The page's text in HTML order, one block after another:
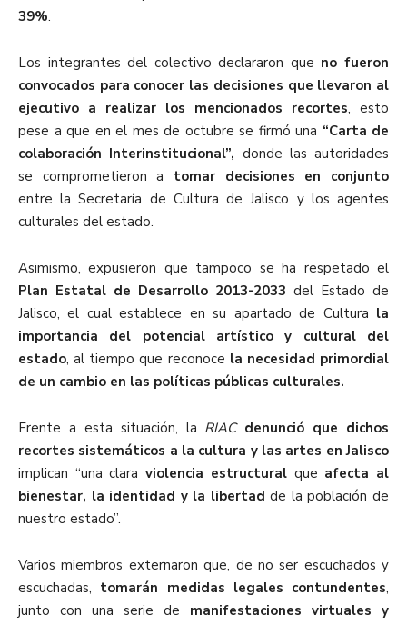
39%.
Los integrantes del colectivo declararon que no fueron
convocados para conocer las decisiones que llevaron al
ejecutivo a realizar los mencionados recortes, esto
pese a que en el mes de octubre se firmó una “Carta de
colaboración Interinstitucional”, donde las autoridades
se comprometieron a tomar decisiones en conjunto
entre la Secretaría de Cultura de Jalisco y los agentes
culturales del estado.
Asimismo, expusieron que tampoco se ha respetado el
Plan Estatal de Desarrollo 2013-2033 del Estado de
Jalisco, el cual establece en su apartado de Cultura la
importancia del potencial artístico y cultural del
estado, al tiempo que reconoce la necesidad primordial
de un cambio en las políticas públicas culturales.
Frente a esta situación, la RIAC denunció que dichos
recortes sistemáticos a la cultura y las artes en Jalisco
implican “una claraviolencia estructural que afecta al
bienestar, la identidad y la libertadde la población de
nuestro estado”.
Varios miembros externaron que, de no ser escuchados y
escuchadas, tomarán medidas legales contundentes,
junto con una serie de manifestaciones virtuales y